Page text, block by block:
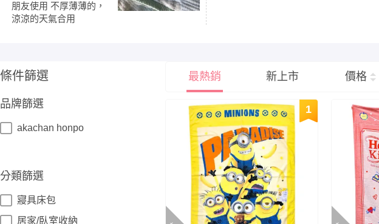
朋友使用 不厚薄薄的，
涼涼的天氣合用
條件篩選
品牌篩選
akachan honpo
分類篩選
寢具床包
居家/臥室收納
最熱銷 新上市 價格
1